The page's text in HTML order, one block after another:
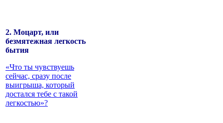
2. Моцарт, или
безмятежная легкость
бытия
«Что ты чувствуешь
сейчас, сразу после
выигрыша, который
достался тебе с такой
легкостью»?